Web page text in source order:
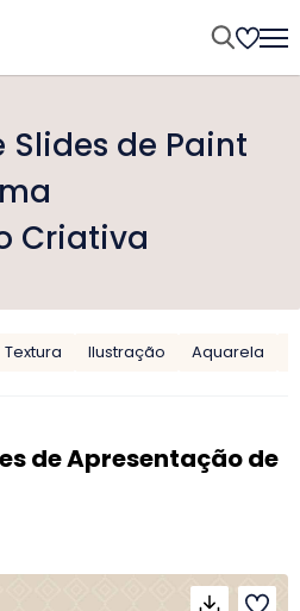
Slides de Paint
Criativa
Textura Ilustração Aquarela
de Apresentação de